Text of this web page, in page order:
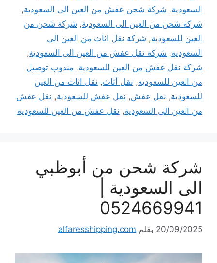
السعودية, شركة شحن عفش من العين الى السعودية,
شركة شحن من العين الى السعودية, شركة شحن من
العين للسعودية, شركة نقل اثاث من العين الى
السعودية, شركة نقل عفش من العين الى السعودية,
شركة نقل عفش من العين للسعودية, مندوب توصيل
من العين للسعوديه, نقل أثاث, نقل اثاث من العين
للسعودية, نقل عفش, نقل عفش للسعودية, نقل عفش
من العين الى السعودية, نقل عفش من العين للسعودية
شركة شحن من أبوظبي
الى السعودية |
0524669941
20/09/2025 بقلم alfaresshipping.com